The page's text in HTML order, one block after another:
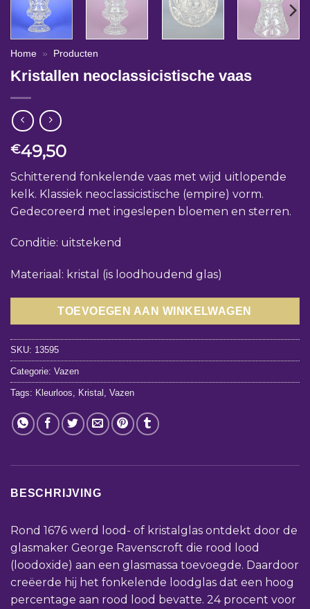
Home » Producten
Kristallen neoclassicistische vaas
€49,50
Schitterend fonkelende vaas met wijd uitlopende
kelk. Klassiek neoclassicistische (empire) vorm.
Gedecoreerd met ingeslepen bloemen en sterren.
Conditie: uitstekend
Materiaal: kristal (is loodhoudend glas)
TOEVOEGEN AAN WINKELWAGEN
SKU: 13595
Categorie: Vazen
Tags: Kleurloos Kristal Vazen
BESCHRIJVING
Rond 1676 werd lood- of kristalglas ontdekt door de
glasmaker George Ravenscroft die rood lood
(loodoxide) aan een glasmassa toevoegde. Daardoor
creëerde hij het fonkelende loodglas dat een hoog
percentage aan rood lood bevatte. 24 procent voor